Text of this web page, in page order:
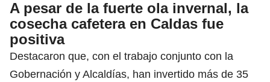
A pesar de la fuerte ola invernal, la
cosecha cafetera en Caldas fue
positiva
Destacaron que, con el trabajo conjunto con la
Gobernación y Alcaldías, han invertido más de 35